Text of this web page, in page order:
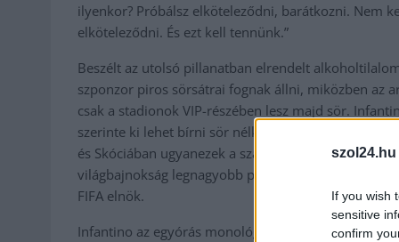
If you wish
sensitive
confirm
ilyenkor? Próbálsz elköteleződni, barátkozni. Nem
elköteleződni. És ezt kell tennünk.”
Beszélt az utolsó pillanatban elrendelt
szponzor piros sörsátrai fognak állni, miközben az
csak a stadionok VIP-részében lesz majd sör.
szerinte ki lehet bírni sör nélkül a meccsnézést.
és Skóciában ugyanezek a szabályok érvényesek.
világbajnokság legnagyobb problémája, akkor
FIFA elnök.
Infantino az egyórás monológját,